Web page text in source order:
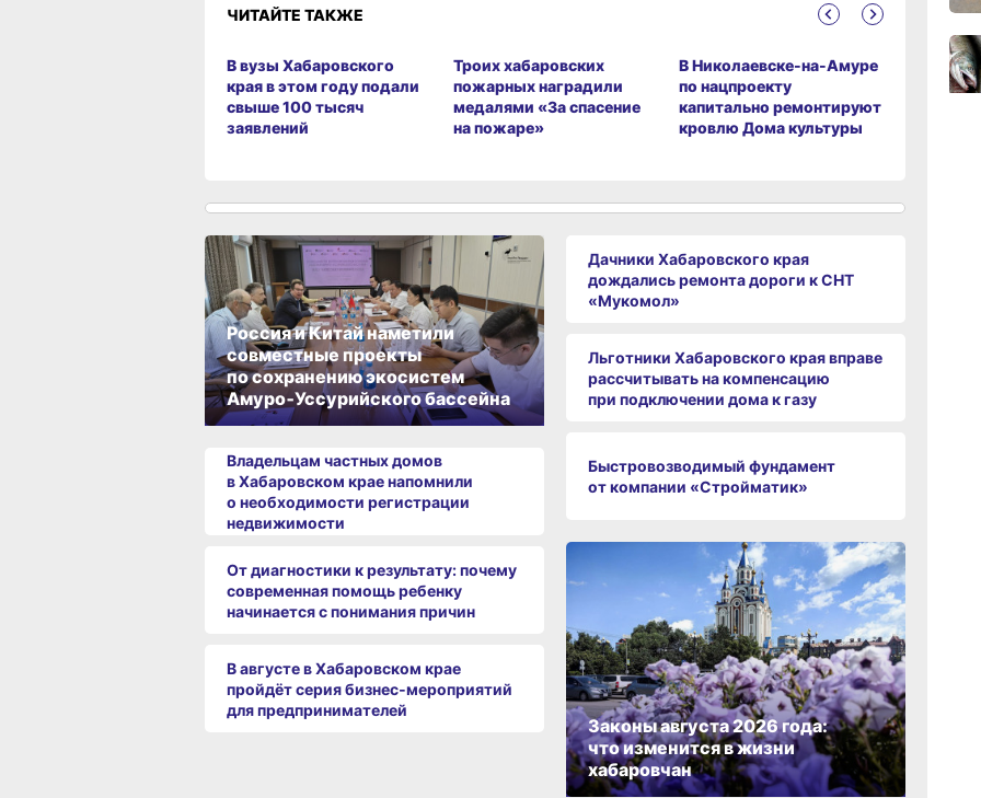
ЧИТАЙТЕ ТАКЖЕ
В вузы Хабаровского
края в этом году подали
свыше 100 тысяч
заявлений
Троих хабаровских
пожарных наградили
медалями «За спасение
на пожаре»
В Николаевске-на-Амуре
по нацпроекту
капитально ремонтируют
кровлю Дома культуры
В
на
Россия и Китай наметили
совместные проекты
по сохранению экосистем
Амуро‑Уссурийского бассейна
Владельцам частных домов
в Хабаровском крае напомнили
о необходимости регистрации
недвижимости
От диагностики к результату: почему
современная помощь ребенку
начинается с понимания причин
В августе в Хабаровском крае
пройдёт серия бизнес‑мероприятий
для предпринимателей
Дачники Хабаровского края
дождались ремонта дороги к СНТ
«Мукомол»
Льготники Хабаровского края вправе
рассчитывать на компенсацию
при подключении дома к газу
Быстровозводимый фундамент
от компании «Стройматик»
Законы августа 2026 года:
что изменится в жизни
хабаровчан